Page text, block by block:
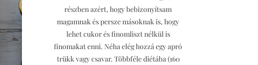
részben azért, hogy bebizonyítsam
magamnak és persze másoknak is, hogy
lehet cukor és finomliszt nélkül is
finomakat enni. Néha elég hozzá egy apró
trükk vagy csavar. Többféle diétába (160